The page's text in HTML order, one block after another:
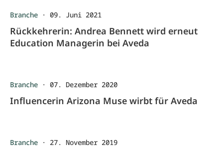
Branche · 09. Juni 2021
Rückkehrerin: Andrea Bennett wird erneut
Education Managerin bei Aveda
Branche · 07. Dezember 2020
Influencerin Arizona Muse wirbt für Aveda
Branche · 27. November 2019